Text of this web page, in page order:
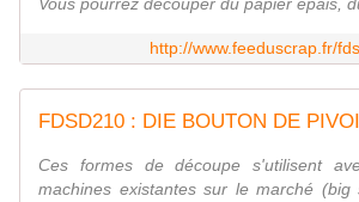
http://www.feeduscrap.fr/
Ces formes de découpe s'utilisent
machines existantes sur le marché (big